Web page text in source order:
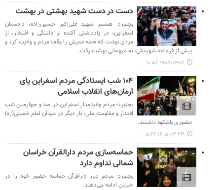
دست در دست شهید بهشتی در بهشت
بجنورد- همسر شهید علی‌اکبر حسین‌زاده، دادستان
اسفراین، در یادداشتی آکنده از دلتنگی و افتخار، از
مردی نوشت که همه عمرش را وقف مردم و ولایت کرد و
پیش از فرمانده شهیدش، به میهمانی بهشت رفت.
۱۴۰۵-۰۴-۰۷ ۱۰:۵۲
۱۰۴ شب ایستادگی مردم اسفراین پای
آرمان‌های انقلاب اسلامی
بجنورد- مردم ولایتمدار اسفراین در صد و چهارمین شب
اقتدار و مقاومت ملی، بار دیگر در میدان امام خمینی(ره)
حضوری باشکوه داشتند.
۱۴۰۵-۰۳-۲۳ ۰۵:۲۶
حماسه‌سازی مردم دارالقرآن خراسان
شمالی تداوم دارد
بجنورد- مردم دیار داراقرآن حماسه حضور خود را در
خیابان ادامه می‌دهند.